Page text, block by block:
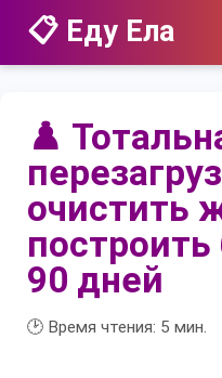
📋 Еду Ела
♟️
очистить
90 дней
🕑 Время чтения: 5 мин.